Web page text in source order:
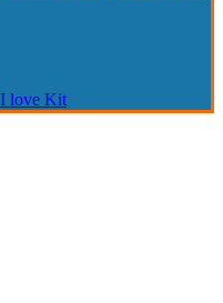
I love Kit